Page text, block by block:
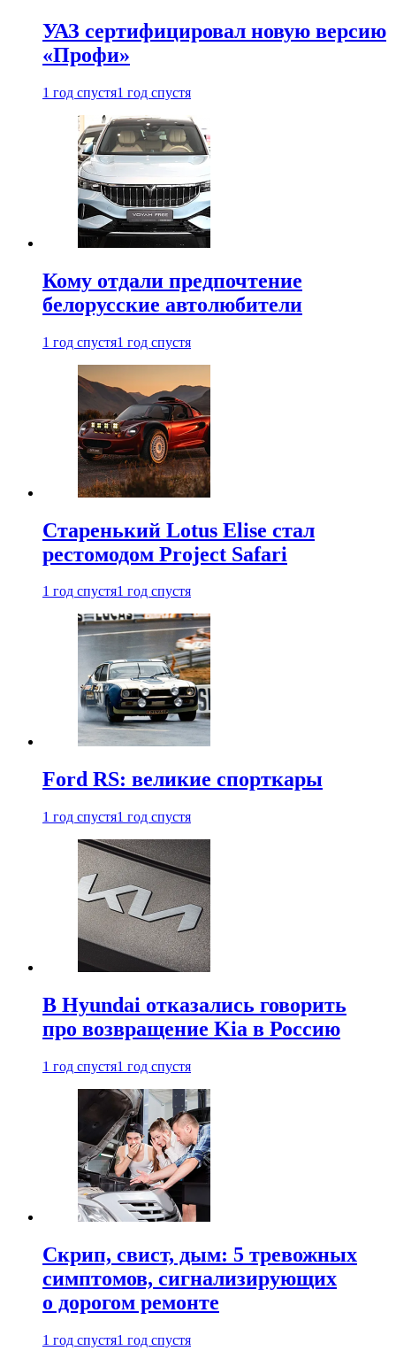
УАЗ сертифицировал новую версию
«Профи»
1 год спустя1 год спустя
Кому отдали предпочтение
белорусские автолюбители
1 год спустя1 год спустя
Старенький Lotus Elise стал
рестомодом Project Safari
1 год спустя1 год спустя
Ford RS: великие спорткары
1 год спустя1 год спустя
В Hyundai отказались говорить
про возвращение Kia в Россию
1 год спустя1 год спустя
Скрип, свист, дым: 5 тревожных
симптомов, сигнализирующих
о дорогом ремонте
1 год спустя1 год спустя